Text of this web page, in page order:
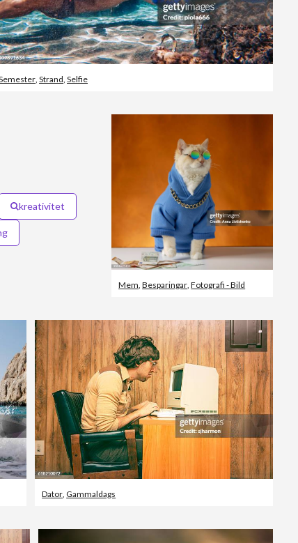
,Strand ,Selfie
kreativitet
Mem ,Besparingar ,Fotografi - Bild
Dator Gammaldags